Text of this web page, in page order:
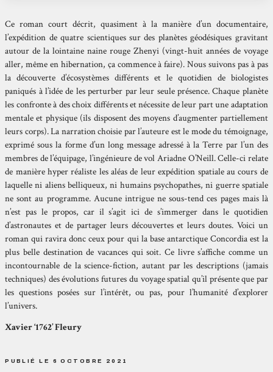
Ce roman court décrit, quasiment à la manière d’un documentaire,
l’expédition de quatre scientiques sur des planètes géodésiques gravitant
autour de la lointaine naine rouge Zhenyi (vingt-huit années de voyage
aller, même en hibernation, ça commence à faire). Nous suivons pas à pas
la découverte d’écosystèmes différents et le quotidien de biologistes
paniqués à l’idée de les perturber par leur seule présence. Chaque planète
les confronte à des choix différents et nécessite de leur part une adaptation
mentale et physique (ils disposent des moyens d’augmenter partiellement
leurs corps). La narration choisie par l’auteure est le mode du témoignage,
exprimé sous la forme d’un long message adressé à la Terre par l’un des
membres de l’équipage, l’ingénieure de vol Ariadne O’Neill. Celle-ci relate
de manière hyper réaliste les aléas de leur expédition spatiale au cours de
laquelle ni aliens belliqueux, ni humains psychopathes, ni guerre spatiale
ne sont au programme. Aucune intrigue ne sous-tend ces pages mais là
n’est pas le propos, car il s’agit ici de s’immerger dans le quotidien
d’astronautes et de partager leurs découvertes et leurs doutes. Voici un
roman qui ravira donc ceux pour qui la base antarctique Concordia est la
plus belle destination de vacances qui soit. Ce livre s’affiche comme un
incontournable de la science-fiction, autant par les descriptions (jamais
techniques) des évolutions futures du voyage spatial qu’il présente que par
les questions posées sur l’intérêt, ou pas, pour l’humanité d’explorer
l’univers.
Xavier ‘1762’ Fleury
PUBLIÉ LE 6 OCTOBRE 2021